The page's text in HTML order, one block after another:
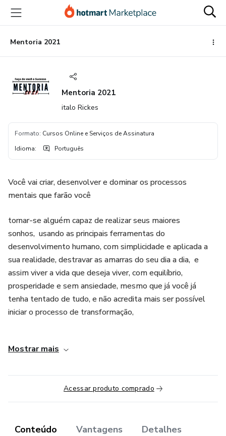
para
conteúdo
principal
para
pagamento
para
rodapé
Mentoria 2021
Mentoria 2021
italo Rickes
Formato: Cursos Online e Serviços de Assinatura
Idioma: Português
Você vai criar, desenvolver e dominar os processos
mentais que farão você
tornar-se alguém capaz de realizar seus maiores
sonhos, usando as principais ferramentas do
desenvolvimento humano, com simplicidade e aplicada a
sua realidade, destravar as amarras do seu dia a dia, e
assim viver a vida que deseja viver, com equilíbrio,
prosperidade e sem ansiedade, mesmo que já você já
tenha tentado de tudo, e não acredita mais ser possível
iniciar o processo de transformação,
-Liberdade Emocional,
Mostrar mais
Acessar produto comprado
Conteúdo Vantagens Detalhes